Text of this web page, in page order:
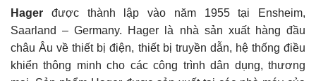
Hager được thành lập vào năm 1955 tại Ensheim,
Saarland – Germany. Hager là nhà sản xuất hàng đầu
châu Âu về thiết bị điện, thiết bị truyền dẫn, hệ thống điều
khiển thông minh cho các công trình dân dụng, thương